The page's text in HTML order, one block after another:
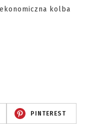
kolba
PINTEREST